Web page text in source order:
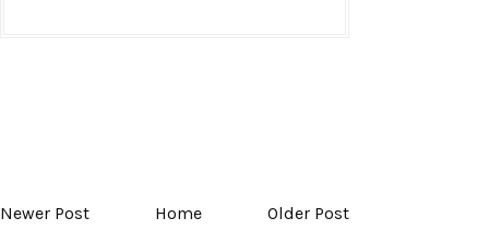
Newer Post Home Older Post